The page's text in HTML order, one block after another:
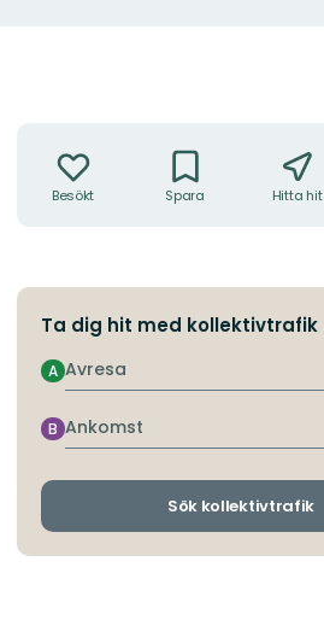
Besökt Spara Hitta hit
Ta dig hit med kollektivtrafik
Avresa
A
Ankomst
B
Sök kollektivtrafik